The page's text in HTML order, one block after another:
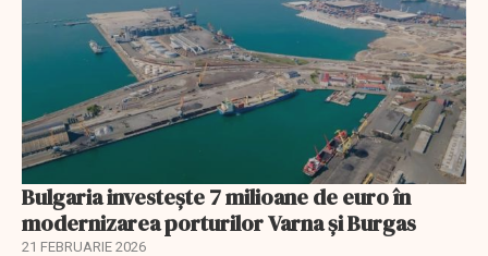
Bulgaria investește 7 milioane de euro în
modernizarea porturilor Varna și Burgas
21 FEBRUARIE 2026